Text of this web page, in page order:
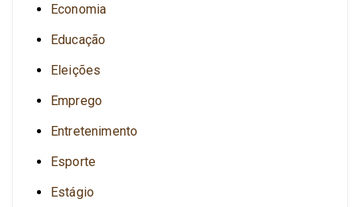
Economia
Educação
Eleições
Emprego
Entretenimento
Esporte
Estágio